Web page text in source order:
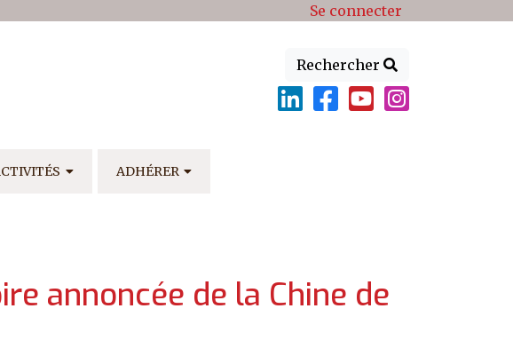
Se connecter
Rechercher
ADHÉRER
annoncée de la Chine de